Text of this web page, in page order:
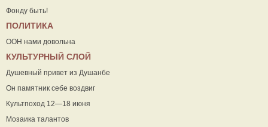
Фонду быть!
ПОЛИТИКА
ООН нами довольна
КУЛЬТУРНЫЙ СЛОЙ
Душевный привет из Душанбе
Он памятник себе воздвиг
Культпоход 12—18 июня
Мозаика талантов